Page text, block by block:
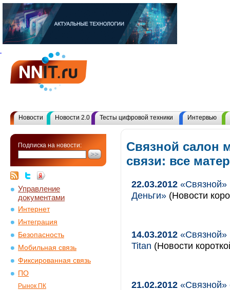
Новости Новости 2.0 Тесты цифровой техники Интервью
Подписка на новости:
Управление
документами
Интернет
Интеграция
Безопасность
Мобильная связь
Фиксированная связь
ПО
Рынок ПК
Связной салон
связи: все
22.03.2012 «Связной»
Деньги» (Новости
14.03.2012 «Связной»
Titan (Новости
21.02.2012